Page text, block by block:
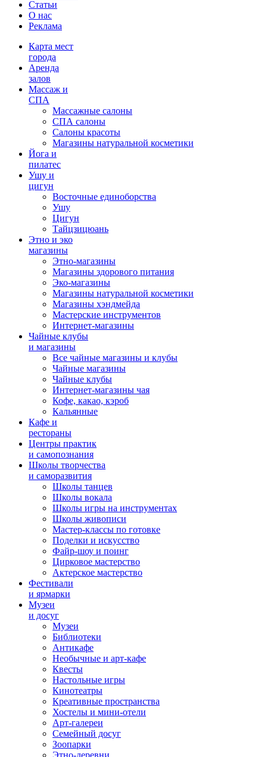
Статьи
О нас
Реклама
Карта мест
города
Аренда
залов
Массаж и
СПА
Массажные салоны
СПА салоны
Салоны красоты
Магазины натуральной косметики
Йога и
пилатес
Ушу и
цигун
Восточные единоборства
Ушу
Цигун
Тайцзицюань
Этно и эко
магазины
Этно-магазины
Магазины здорового питания
Эко-магазины
Магазины натуральной косметики
Магазины хэндмейда
Мастерские инструментов
Интернет-магазины
Чайные клубы
и магазины
Все чайные магазины и клубы
Чайные магазины
Чайные клубы
Интернет-магазины чая
Кофе, какао, кэроб
Кальянные
Кафе и
рестораны
Центры практик
и самопознания
Школы творчества
и саморазвития
Школы танцев
Школы вокала
Школы игры на инструментах
Школы живописи
Мастер-классы по готовке
Поделки и искусство
Файр-шоу и поинг
Цирковое мастерство
Актерское мастерство
Фестивали
и ярмарки
Музеи
и досуг
Музеи
Библиотеки
Антикафе
Необычные и арт-кафе
Квесты
Настольные игры
Кинотеатры
Креативные пространства
Хостелы и мини-отели
Арт-галереи
Семейный досуг
Зоопарки
Этно-деревни